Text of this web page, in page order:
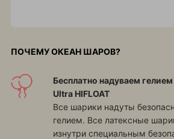
ПОЧЕМУ ОКЕАН ШАРОВ?
Бесплатно надуваем
Ultra HIFLOAT
Все шарики надуты
гелием. Все латексные
изнутри специальным